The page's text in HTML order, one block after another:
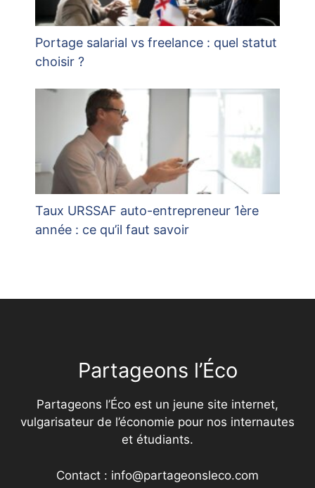
Portage salarial vs freelance : quel statut
choisir ?
Taux URSSAF auto-entrepreneur 1ère
année : ce qu’il faut savoir
Partageons l’Éco
Partageons l’Éco est un jeune site internet,
vulgarisateur de l’économie pour nos internautes
et étudiants.
Contact : info@partageonsleco.com